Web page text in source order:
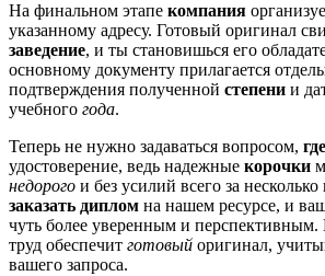
На финальном этапе компания
указанному адресу. Готовый оригинал
заведение, и ты становишься его
основному документу прилагается
подтверждения полученной степени и
учебного года.
Теперь не нужно задаваться вопросом,
удостоверение, ведь надежные корочки
недорого и без усилий всего за
заказать диплом на нашем ресурсе, и
чуть более уверенным и
труд обеспечит готовый оригинал,
вашего запроса.